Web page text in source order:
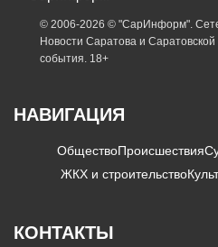
© 2006-2026 © "СарИнформ".
Новости Саратова и Саратовской
события. 18+
НАВИГАЦИЯ
ОбществоПроисшествия
ЖКХ и строительство
КОНТАКТЫ